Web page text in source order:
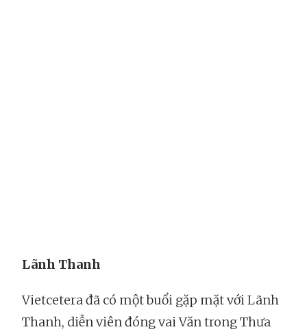
Lãnh Thanh
Vietcetera đã có một buổi gặp mặt với Lãnh
Thanh, diễn viên đóng vai Văn trong Thưa